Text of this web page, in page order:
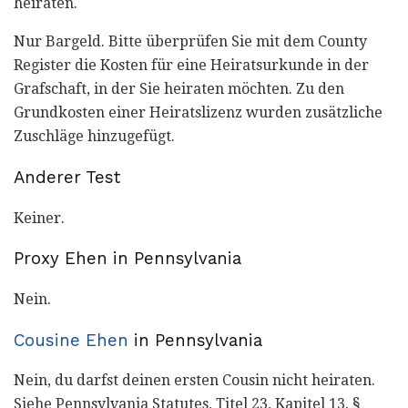
Nur Bargeld. Bitte überprüfen Sie mit dem County
Register die Kosten für eine Heiratsurkunde in der
Grafschaft, in der Sie heiraten möchten. Zu den
Grundkosten einer Heiratslizenz wurden zusätzliche
Zuschläge hinzugefügt.
Anderer Test
Keiner.
Proxy Ehen in Pennsylvania
Nein.
Cousine Ehen in Pennsylvania
Nein, du darfst deinen ersten Cousin nicht heiraten.
Siehe Pennsylvania Statutes, Titel 23, Kapitel 13, §